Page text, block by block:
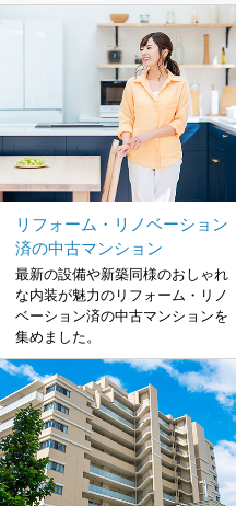
リフォーム・リノベーション
済の中古マンション
最新の設備や新築同様のおしゃれ
な内装が魅力のリフォーム・リノ
ベーション済の中古マンションを
集めました。